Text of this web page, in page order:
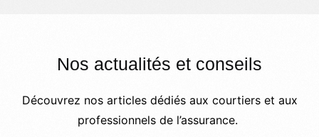
Nos actualités et conseils
Découvrez nos articles dédiés aux courtiers et aux
professionnels de l’assurance.